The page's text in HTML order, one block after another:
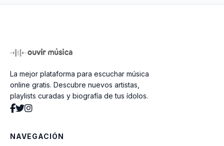
Oe Oe Oe (feat. Mackie)
MODO BESTIAL
La mejor plataforma para escuchar música
online gratis. Descubre nuevos artistas,
playlists curadas y biografía de tus ídolos.
NAVEGACIÓN